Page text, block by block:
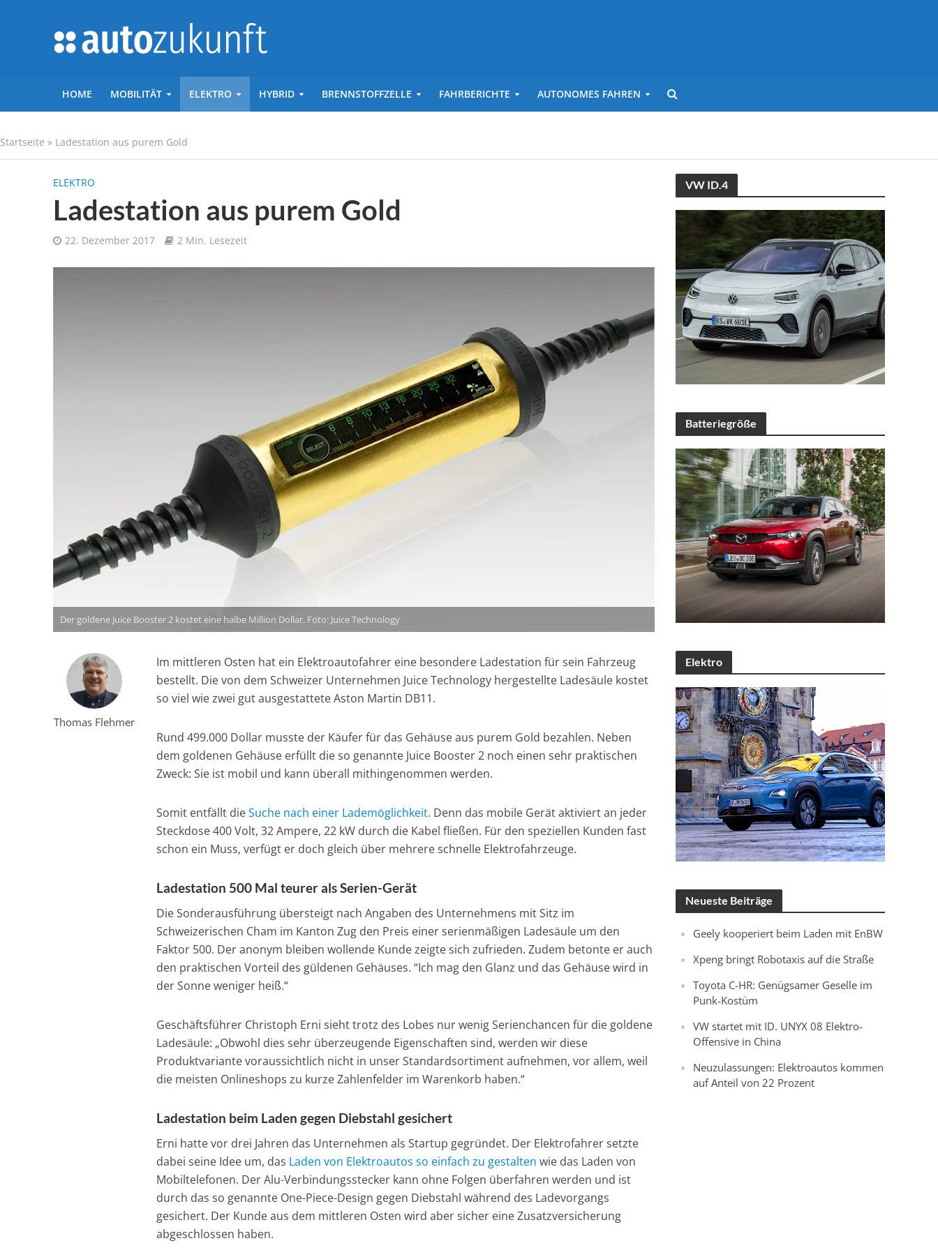
HOME MOBILITÄT ELEKTRO HYBRID BRENNSTOFFZELLE FAHRBERICHTE AUTONOMES FAHREN
Startseite » Ladestation aus purem Gold
ELEKTRO
Ladestation aus purem Gold
22. Dezember 2017 2 Min. Lesezeit
Der goldene Juice Booster 2 kostet eine halbe Million Dollar. Foto: Juice Technology
Thomas Flehmer
Im mittleren Osten hat ein Elektroautofahrer eine besondere Ladestation für sein Fahrzeug
bestellt. Die von dem Schweizer Unternehmen Juice Technology hergestellte Ladesäule kostet
so viel wie zwei gut ausgestattete Aston Martin DB11.
Rund 499.000 Dollar musste der Käufer für das Gehäuse aus purem Gold bezahlen. Neben
dem goldenen Gehäuse erfüllt die so genannte Juice Booster 2 noch einen sehr praktischen
Zweck: Sie ist mobil und kann überall mithingenommen werden.
Somit entfällt dieSuche nach einer Lademöglichkeit. Denn das mobile Gerät aktiviert an jeder
Steckdose 400 Volt, 32 Ampere, 22 kW durch die Kabel fließen. Für den speziellen Kunden fast
schon ein Muss, verfügt er doch gleich über mehrere schnelle Elektrofahrzeuge.
Ladestation 500 Mal teurer als Serien-Gerät
Die Sonderausführung übersteigt nach Angaben des Unternehmens mit Sitz im
Schweizerischen Cham im Kanton Zug den Preis einer serienmäßigen Ladesäule um den
Faktor 500. Der anonym bleiben wollende Kunde zeigte sich zufrieden. Zudem betonte er auch
den praktischen Vorteil des güldenen Gehäuses. “Ich mag den Glanz und das Gehäuse wird in
der Sonne weniger heiß.“
Geschäftsführer Christoph Erni sieht trotz des Lobes nur wenig Serienchancen für die goldene
Ladesäule: „Obwohl dies sehr überzeugende Eigenschaften sind, werden wir diese
Produktvariante voraussichtlich nicht in unser Standardsortiment aufnehmen, vor allem, weil
die meisten Onlineshops zu kurze Zahlenfelder im Warenkorb haben.“
Ladestation beim Laden gegen Diebstahl gesichert
Erni hatte vor drei Jahren das Unternehmen als Startup gegründet. Der Elektrofahrer setzte
dabei seine Idee um, das Laden von Elektroautos so einfach zu gestalten wie das Laden von
Mobiltelefonen. Der Alu-Verbindungsstecker kann ohne Folgen überfahren werden und ist
durch das so genannte One-Piece-Design gegen Diebstahl während des Ladevorgangs
gesichert. Der Kunde aus dem mittleren Osten wird aber sicher eine Zusatzversicherung
abgeschlossen haben.
VW ID.4
Batteriegröße
Elektro
Neueste Beiträge
Geely kooperiert beim Laden mit EnBW
Xpeng bringt Robotaxis auf die Straße
Toyota C-HR: Genügsamer Geselle im
Punk-Kostüm
VW startet mit ID. UNYX 08 Elektro-
Offensive in China
Neuzulassungen: Elektroautos kommen
auf Anteil von 22 Prozent